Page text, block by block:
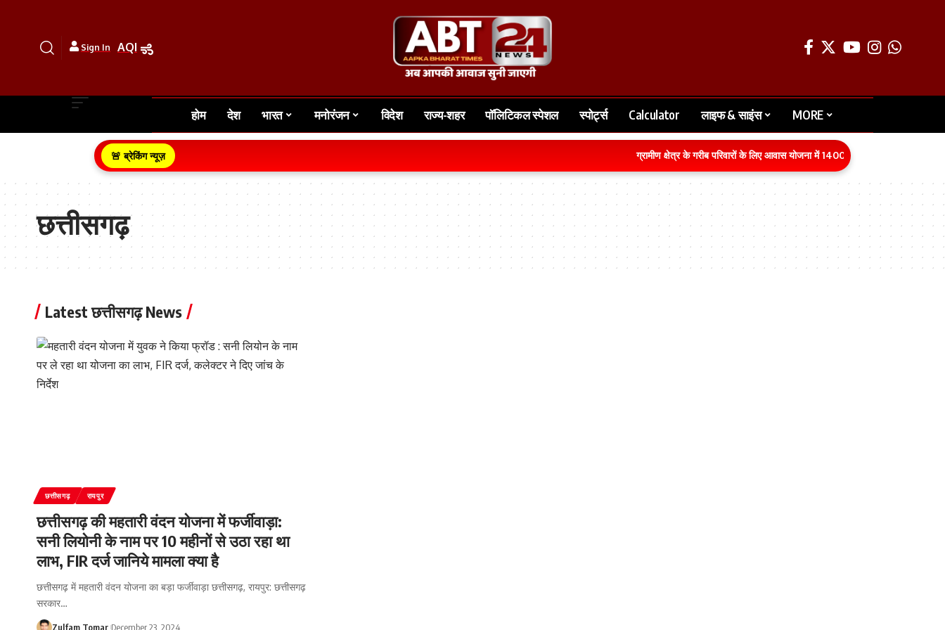
Sign In AQI
होम देश भारत मनोरंजन विदेश राज्य-शहर पॉलिटिकल स्पेशल स्पोर्ट्स Calculator लाइफ & साइंस MORE
🚨 ब्रेकिंग न्यूज़ ग्रामीण क्षेत्र के गरीब परिवारों के लिए आवास योजना में 1400 करोड़ रुपये का बजट वित्तीय
छत्तीसगढ़
Latest छत्तीसगढ़ News
छत्तीसगढ़ रायपुर
छत्तीसगढ़ की महतारी वंदन योजना में फर्जीवाड़ा:
सनी लियोनी के नाम पर 10 महीनों से उठा रहा था
लाभ, FIR दर्ज जानिये मामला क्या है
छत्तीसगढ़ में महतारी वंदन योजना का बड़ा फर्जीवाड़ा छत्तीसगढ़, रायपुर: छत्तीसगढ़
सरकार…
Zulfam Tomar December 23, 2024